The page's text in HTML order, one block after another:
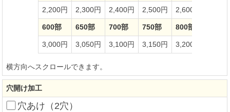
2,200円 2,300円 2,400円 2,500円 2,600円
600部 650部 700部 750部 800部
3,000円 3,050円 3,100円 3,150円 3,200円
横方向へスクロールできます。
穴開け加工
穴あけ（2穴）